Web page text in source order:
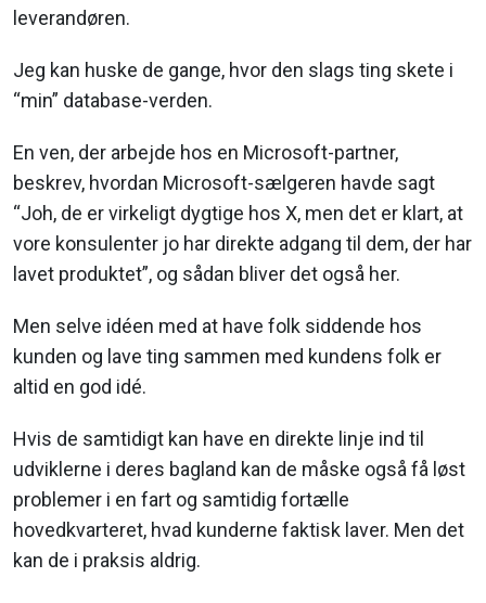
leverandøren.
Jeg kan huske de gange, hvor den slags ting skete i
“min” database-verden.
En ven, der arbejde hos en Microsoft-partner,
beskrev, hvordan Microsoft-sælgeren havde sagt
“Joh, de er virkeligt dygtige hos X, men det er klart, at
vore konsulenter jo har direkte adgang til dem, der har
lavet produktet”, og sådan bliver det også her.
Men selve idéen med at have folk siddende hos
kunden og lave ting sammen med kundens folk er
altid en god idé.
Hvis de samtidigt kan have en direkte linje ind til
udviklerne i deres bagland kan de måske også få løst
problemer i en fart og samtidig fortælle
hovedkvarteret, hvad kunderne faktisk laver. Men det
kan de i praksis aldrig.